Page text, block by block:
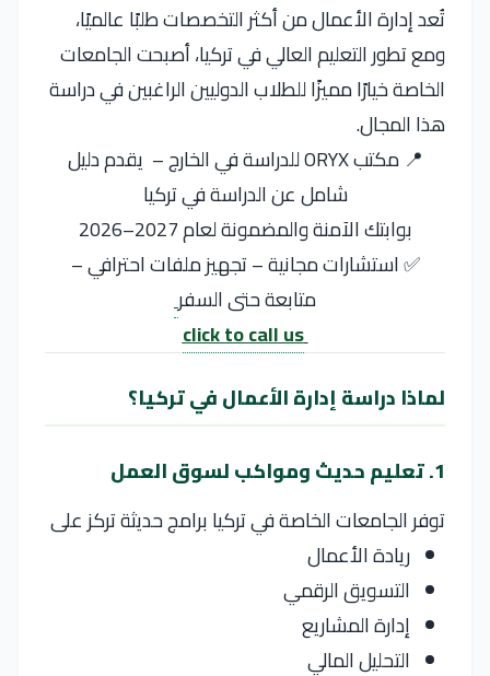
تُعدإدارة الأعمالمن أكثر التخصصات طلبًا عالميًا،
ومع تطور التعليم العالي فيتركيا، أصبحت الجامعات
الخاصة خيارًا مميزًا للطلاب الدوليين الراغبين في دراسة
هذا المجال.
📍 مكتب ORYX للدراسة في الخارج – يقدم دليل
شامل عن الدراسة في تركيا
بوابتك الآمنة والمضمونة لعام 2027–2026
✅ استشارات مجانية – تجهيز ملفات احترافي –
متابعة حتى السفر
click to call us
لماذا دراسة إدارة الأعمال في تركيا؟
1. تعليم حديث ومواكب لسوق العمل
توفر الجامعات الخاصة فيتركيابرامج حديثة تركز على
ريادة الأعمال
التسويق الرقمي
إدارة المشاريع
التحليل المالي